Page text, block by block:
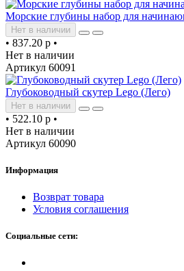
Морские глубины набор для
Нет в наличии
• 837.20 р •
Нет в наличии
Артикул 60091
Глубоководный скутер Lego (Лего)
Нет в наличии
• 522.10 р •
Нет в наличии
Артикул 60090
Информация
Возврат товара
Условия соглашения
Социальные сети: